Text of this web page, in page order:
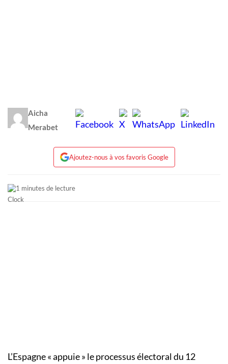
Aicha
Merabet
Ajoutez-nous à vos favoris Google
1 minutes de lecture
L’Espagne « appuie » le processus électoral du 12